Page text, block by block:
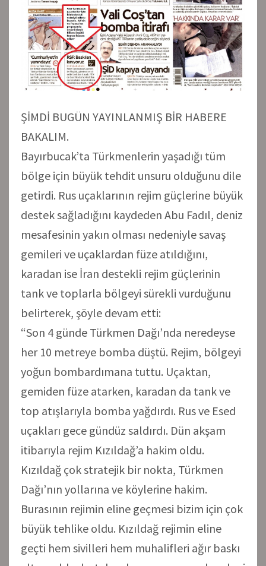
ŞİMDİ BUGÜN YAYINLANMIŞ BİR HABERE
BAKALIM.
Bayırbucak’ta Türkmenlerin yaşadığı tüm
bölge için büyük tehdit unsuru olduğunu dile
getirdi. Rus uçaklarının rejim güçlerine büyük
destek sağladığını kaydeden Abu Fadıl, deniz
mesafesinin yakın olması nedeniyle savaş
gemileri ve uçaklardan füze atıldığını,
karadan ise İran destekli rejim güçlerinin
tank ve toplarla bölgeyi sürekli vurduğunu
belirterek, şöyle devam etti:
“Son 4 günde Türkmen Dağı’nda neredeyse
her 10 metreye bomba düştü. Rejim, bölgeyi
yoğun bombardımana tuttu. Uçaktan,
gemiden füze atarken, karadan da tank ve
top atışlarıyla bomba yağdırdı. Rus ve Esed
uçakları gece gündüz saldırdı. Dün akşam
itibarıyla rejim Kızıldağ’a hakim oldu.
Kızıldağ çok stratejik bir nokta, Türkmen
Dağı’nın yollarına ve köylerine hakim.
Burasının rejimin eline geçmesi bizim için çok
büyük tehlike oldu. Kızıldağ rejimin eline
geçti hem sivilleri hem muhalifleri ağır baskı